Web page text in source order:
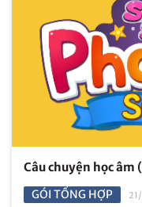
Câu chuyện học âm
GÓI TỔNG HỢP